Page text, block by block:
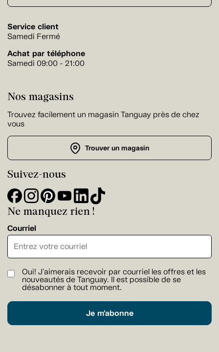
Service client
Samedi Fermé
Achat par téléphone
Samedi 09:00 - 21:00
Nos magasins
Trouvez facilement un magasin Tanguay près de chez
vous
Trouver un magasin
Suivez-nous
Ne manquez rien !
Courriel
Oui! J'aimerais recevoir par courriel les offres et les
nouveautés de Tanguay. Il est possible de se
désabonner à tout moment.
Je m'abonne